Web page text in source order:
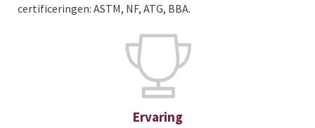
certificeringen: ASTM, NF, ATG, BBA.
Ervaring